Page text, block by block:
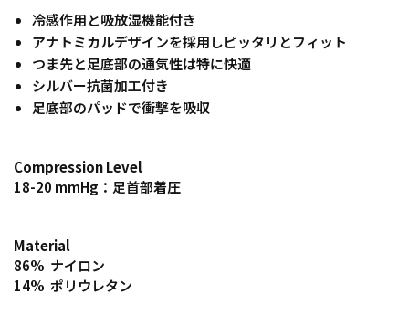
冷感作用と吸放湿機能付き
アナトミカルデザインを採用しピッタリとフィット
つま先と足底部の通気性は特に快適
シルバー抗菌加工付き
足底部のパッドで衝撃を吸収
Compression Level
18-20 mmHg：足首部着圧
Material
86% ナイロン
14% ポリウレタン